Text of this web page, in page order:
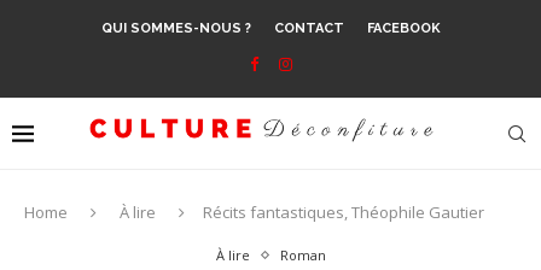
QUI SOMMES-NOUS ? CONTACT FACEBOOK
Home À lire Récits fantastiques, Théophile Gautier
À lire Roman